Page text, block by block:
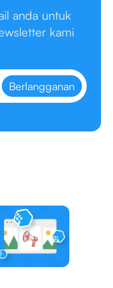
anda untuk
kami
Berlangganan